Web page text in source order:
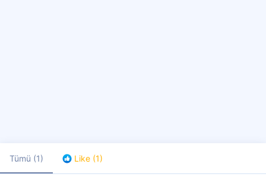
Tümü (1) Like (1)